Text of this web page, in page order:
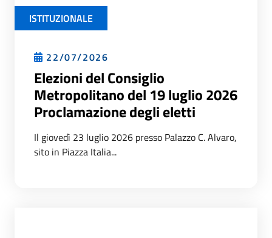
ISTITUZIONALE
22/07/2026
Elezioni del Consiglio
Metropolitano del 19 luglio 2026
Proclamazione degli eletti
Il giovedì 23 luglio 2026 presso Palazzo C. Alvaro,
sito in Piazza Italia...